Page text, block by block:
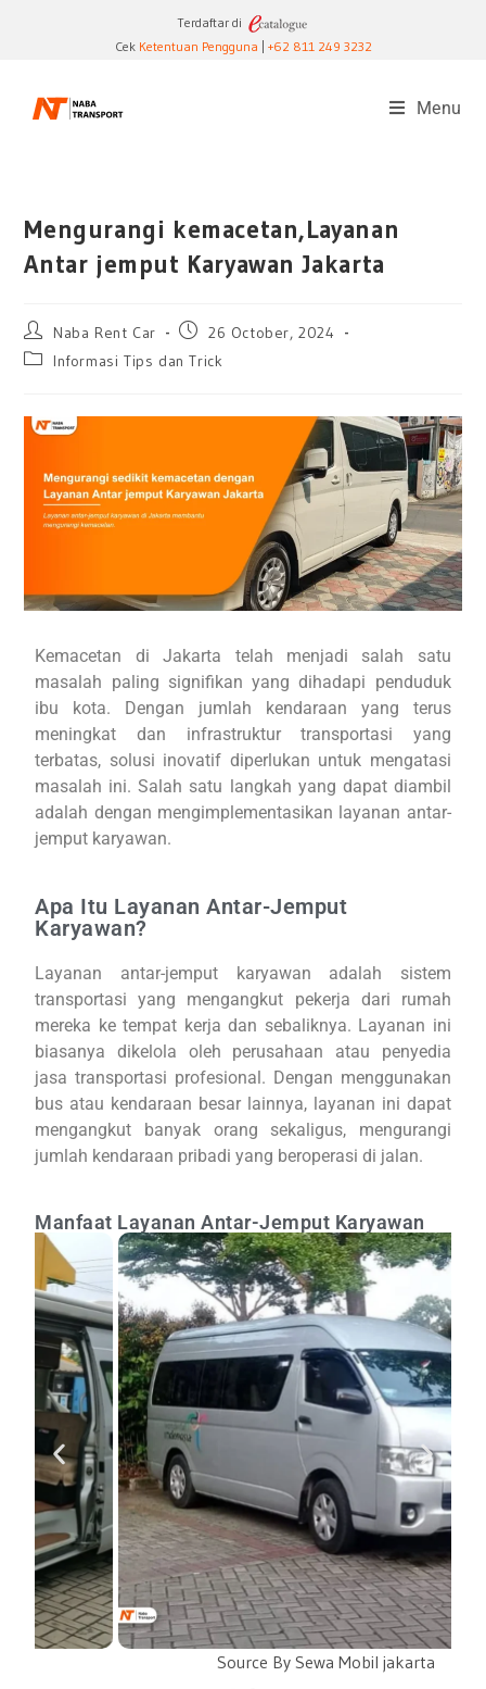
Terdaftar di
CekKetentuan Pengguna +62 811 249 3232
Menu
Mengurangi kemacetan,Layanan
Antar jemput Karyawan Jakarta
Naba Rent Car
26 October, 2024
Informasi Tips dan Trick
Kemacetan di Jakarta telah menjadi salah satu
masalah paling signifikan yang dihadapi penduduk
ibu kota. Dengan jumlah kendaraan yang terus
meningkat dan infrastruktur transportasi yang
terbatas, solusi inovatif diperlukan untuk mengatasi
masalah ini. Salah satu langkah yang dapat diambil
adalah dengan mengimplementasikan layanan antar-
jemput karyawan.
Apa Itu Layanan Antar-Jemput
Karyawan?
Layanan antar-jemput karyawan adalah sistem
transportasi yang mengangkut pekerja dari rumah
mereka ke tempat kerja dan sebaliknya. Layanan ini
biasanya dikelola oleh perusahaan atau penyedia
jasa transportasi profesional. Dengan menggunakan
bus atau kendaraan besar lainnya, layanan ini dapat
mengangkut banyak orang sekaligus, mengurangi
jumlah kendaraan pribadi yang beroperasi di jalan.
Manfaat Layanan Antar-Jemput Karyawan
Source By Sewa Mobil jakarta